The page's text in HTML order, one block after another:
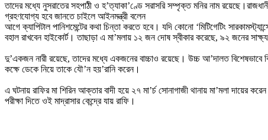
তাদের মধ্যে নুসরাতের সহপাঠী ও হ’ত্যাকা’ণ্ডে সরাসরি সম্পৃক্ত মনির নাম
গ্রহণযোগ্য হবে জানতে চাইলে আইনমন্ত্রী বলেন
আগে ক্যাপিটাল পানিশমেন্টের কথা চিন্তা করতে হবে। যদি কোনো ‘মিটিগেটিং
বহাল রাখবেন হাইকোর্ট। তাছাড়া এ মা’মলায় ১২ জন দোষ স্বীকার করেছে, ৯২ জনের
দু’একজন নারী রয়েছে, তাদের মধ্যে একজনের বাচ্চাও রয়েছে। উচ্চ আ’দালত বিশেষভাবে
কক্ষে ডেকে নিয়ে তাকে যৌ’ন হয়’রানি করেন।
এ ঘটনায় রাফির মা শিরিন আক্তার বাদী হয়ে ২৭ মা’র্চ সোনাগাজী থানায় মা’মলা
পরীক্ষা দিতে ওই মাদ্রাসার কেন্দ্রে যায় রাফি।